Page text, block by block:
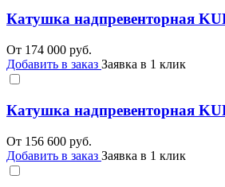
Катушка надпревенторная
От 174 000 руб.
Добавить в заказ Заявка в 1 клик
Катушка надпревенторная
От 156 600 руб.
Добавить в заказ Заявка в 1 клик